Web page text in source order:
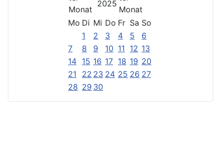
2025
Mo Di Mi Do Fr Sa So
1
2 3 4 5
6
7
8 9 10 11 12 13
14 15 16 17 18 19 20
21
22 23 24 25 26 27
28 29 30